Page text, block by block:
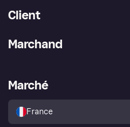
Client
Explorez les magasins
Politique de protection de
l’acheteur Klarna
Marchand
Portail Marchand
Marché
France